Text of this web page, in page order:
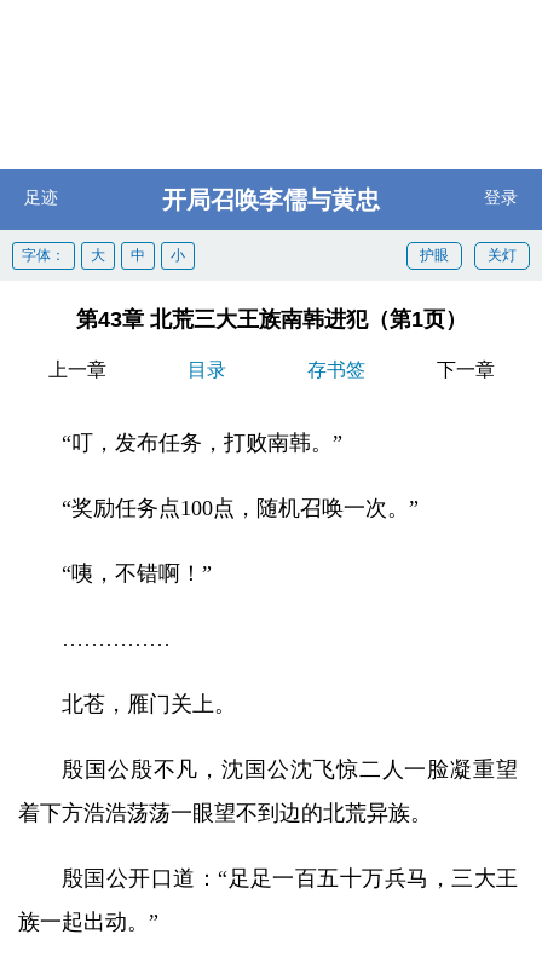
足迹 开局召唤李儒与黄忠 登录
关灯
护眼
字体： 大 中 小
第43章 北荒三大王族南韩进犯（第1页）
上一章 目录 存书签 下一章
“叮，发布任务，打败南韩。”
“奖励任务点100点，随机召唤一次。”
“咦，不错啊！”
……………
北苍，雁门关上。
殷国公殷不凡，沈国公沈飞惊二人一脸凝重望
着下方浩浩荡荡一眼望不到边的北荒异族。
殷国公开口道：“足足一百五十万兵马，三大王
族一起出动。”